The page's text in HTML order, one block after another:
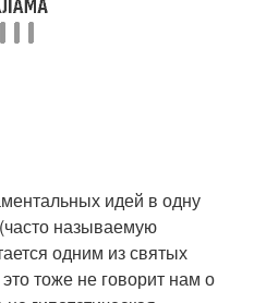
идей в одну
называемую
одним из святых
тоже не говорит нам о